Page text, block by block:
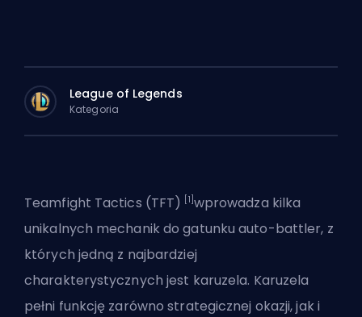
League of Legends
Kategoria
Teamfight Tactics (TFT) [1] wprowadza kilka
unikalnych mechanik do gatunku auto-battler, z
których jedną z najbardziej
charakterystycznych jest karuzela. Karuzela
pełni funkcję zarówno strategicznej okazji, jak i